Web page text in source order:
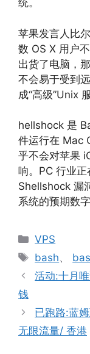
统。
苹果发言人比
数 OS X 用户
出货了电脑，
不会易于受到
成“高级”Unix
hellshock 是
件运行在 Mac
乎不会对苹果
响。PC 行业正
Shellshock 漏
系统的预期数字
分
类
VPS
标
签
bash、
活动:十月
钱
已跑路:蓝
无限流量/ 香港